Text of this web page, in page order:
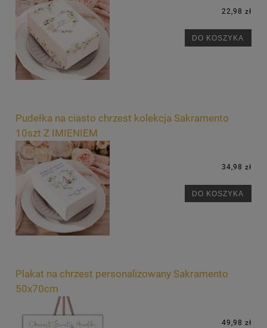
22,98 zł
DO KOSZYKA
Pudełka na ciasto chrzest kolekcja Sakramento
10szt Z IMIENIEM
34,98 zł
DO KOSZYKA
Plakat na chrzest personalizowany Sakramento
50x70cm
49,98 zł